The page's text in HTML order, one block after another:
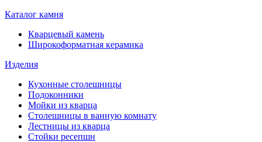
Каталог камня
Кварцевый камень
Широкоформатная керамика
Изделия
Кухонные столешницы
Подоконники
Мойки из кварца
Столешницы в ванную комнату
Лестницы из кварца
Стойки ресепшн